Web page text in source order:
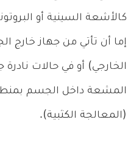
كالأشعة السينية أو
إما أن تأتي من جهاز خارج
الخارجي) أو في حالات
المشعة داخل الجسم
(المعالجة الكثبية).